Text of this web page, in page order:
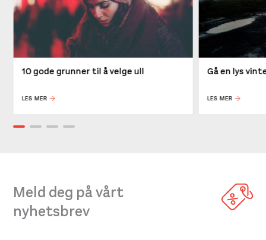
10 gode grunner til å velge ull
LES MER
Gå en lys
LES MER
Meld deg på vårt
nyhetsbrev